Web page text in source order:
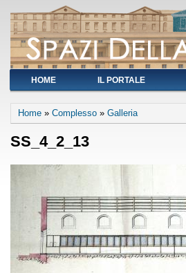
HOME IL PORTALE
You are here
Home » Complesso » Galleria
SS_4_2_13